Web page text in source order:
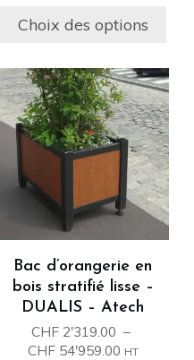
prix :
CHF
Choix des options
produit
Bac d’orangerie en
bois stratifié lisse –
DUALIS – Atech
CHF 2'319.00 –
CHF54'959.00Plage
HT
Ce
produit
a
plusieurs
variations.
options
peuvent
choisies
sur
la
page